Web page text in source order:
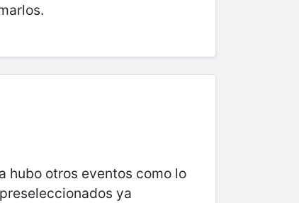
hubo otros eventos como lo
ya